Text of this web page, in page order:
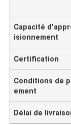
Capacité
isionnement
Certification
Conditions de
ement
Délai de